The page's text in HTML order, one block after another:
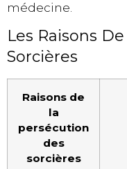
médecine.
Les Raisons
Sorcières
Raisons de
la
persécution
des
sorcières